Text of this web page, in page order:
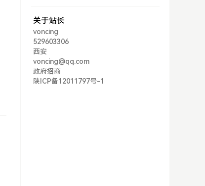
关于站长
voncing
529603306
西安
voncing@qq.com
政府招商
陕ICP备12011797号-1